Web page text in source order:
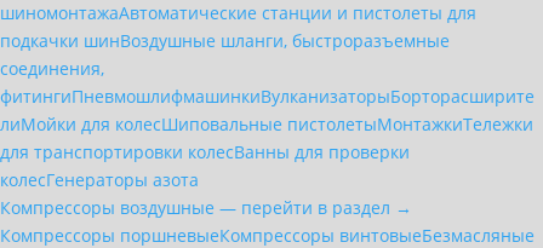
шиномонтажаАвтоматические станции и пистолеты для
подкачки шинВоздушные шланги, быстроразъемные
соединения,
фитингиПневмошлифмашинкиВулканизаторыБорторасширите
лиМойки для колесШиповальные пистолетыМонтажкиТележки
для транспортировки колесВанны для проверки
колесГенераторы азота
Компрессоры воздушные — перейти в раздел →
Компрессоры поршневыеКомпрессоры винтовыеБезмасляные